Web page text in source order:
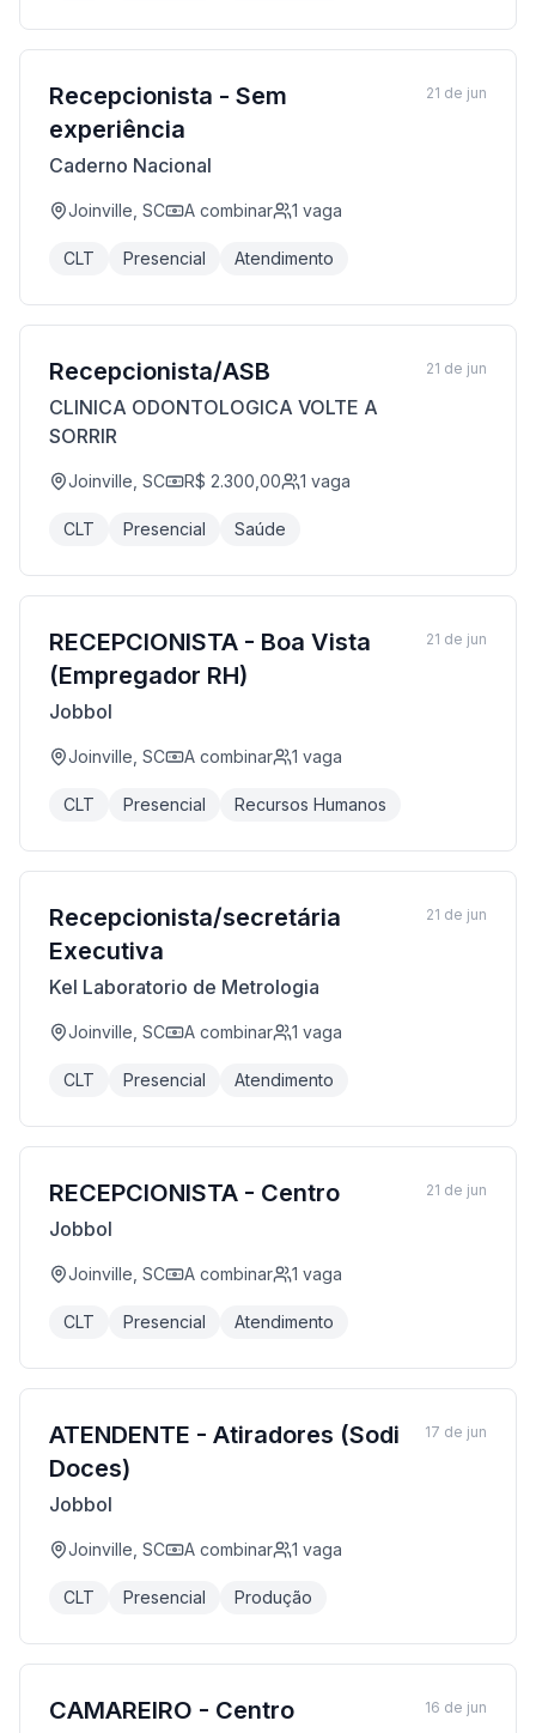
Recepcionista - Sem
experiência
Caderno Nacional
Joinville, SC A combinar 1 vaga
CLT Presencial Atendimento
21 de jun
Recepcionista/ASB
CLINICA ODONTOLOGICA VOLTE A
SORRIR
Joinville, SC R$ 2.300,00 1 vaga
CLT Presencial Saúde
21 de jun
RECEPCIONISTA - Boa Vista
(Empregador RH)
Jobbol
Joinville, SC A combinar 1 vaga
CLT Presencial Recursos Humanos
21 de jun
Recepcionista/secretária
Executiva
Kel Laboratorio de Metrologia
Joinville, SC A combinar 1 vaga
CLT Presencial Atendimento
21 de jun
RECEPCIONISTA - Centro
Jobbol
Joinville, SC A combinar 1 vaga
CLT Presencial Atendimento
21 de jun
ATENDENTE - Atiradores (Sodi
Doces)
Jobbol
Joinville, SC A combinar 1 vaga
CLT Presencial Produção
17 de jun
CAMAREIRO - Centro 16 de jun